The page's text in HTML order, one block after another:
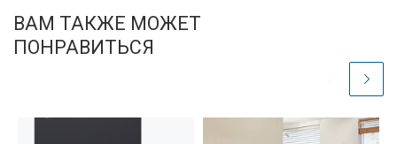
ВАМ ТАКЖЕ МОЖЕТ
ПОНРАВИТЬСЯ